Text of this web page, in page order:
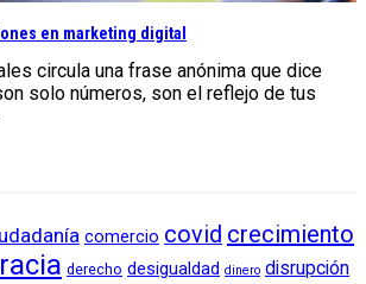
en marketing digital
circula una frase anónima que dice
solo números, son el reflejo de tus
comercio covid crecimiento
derecho desigualdad dinero disrupción